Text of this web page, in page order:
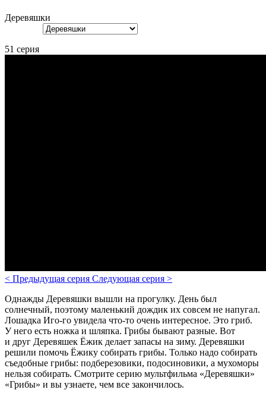
Деревяшки
51 серия
< Предыдущая серия Следующая серия >
Однажды Деревяшки вышли на прогулку. День был
солнечный, поэтому маленький дождик их совсем не напугал.
Лошадка Иго-го увидела что-то очень интересное. Это гриб.
У него есть ножка и шляпка. Грибы бывают разные. Вот
и друг Деревяшек Ёжик делает запасы на зиму. Деревяшки
решили помочь Ёжику собирать грибы. Только надо собирать
съедобные грибы: подберезовики, подосиновики, а мухоморы
нельзя собирать. Смотрите серию мультфильма «Деревяшки»
«Грибы» и вы узнаете, чем все закончилось.